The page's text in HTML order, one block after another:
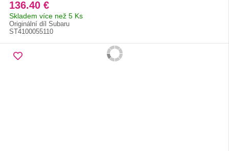
136.40 €
Skladem více než 5 Ks
Originální díl Subaru
ST4100055110